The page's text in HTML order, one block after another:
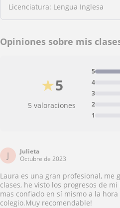
Licenciatura: Lengua Inglesa
Opiniones sobre mis
5
★
5 valoraciones
1
2
3
4
5
J
Julieta
Octubre de 2023
Laura es una gran profesional, me
clases, he visto los progresos de
mas confiado en sí mismo a la
colegio.Muy recomendable!